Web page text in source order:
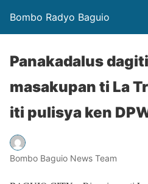
Bombo Radyo Baguio
Panakadalus
masakupan ti La
iti pulisya ken
Bombo Baguio News Team